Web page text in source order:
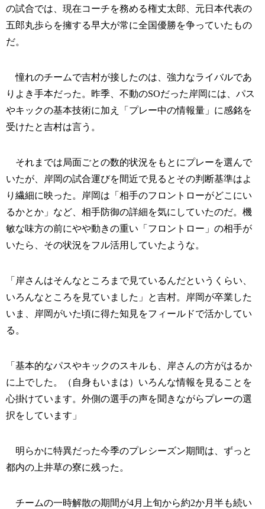
の試合では、現在コーチを務める権丈太郎、元日本代表の
五郎丸歩らを擁する早大が常に全国優勝を争っていたもの
だ。
憧れのチームで吉村が接したのは、強力なライバルであ
りよき手本だった。昨季、不動のSOだった岸岡には、パス
やキックの基本技術に加え「プレー中の情報量」に感銘を
受けたと吉村は言う。
それまでは局面ごとの数的状況をもとにプレーを選んで
いたが、岸岡の試合運びを間近で見るとその判断基準はよ
り繊細に映った。岸岡は「相手のフロントローがどこにい
るかとか」など、相手防御の詳細を気にしていたのだ。機
敏な味方の前にやや動きの重い「フロントロー」の相手が
いたら、その状況をフル活用していたような。
「岸さんはそんなところまで見ているんだというくらい、
いろんなところを見ていました」と吉村。岸岡が卒業した
いま、岸岡がいた頃に得た知見をフィールドで活かしてい
る。
「基本的なパスやキックのスキルも、岸さんの方がはるか
に上でした。（自身もいまは）いろんな情報を見ることを
心掛けています。外側の選手の声を聞きながらプレーの選
択をしています」
明らかに特異だった今季のプレシーズン期間は、ずっと
都内の上井草の寮に残った。
チームの一時解散の期間が4月上旬から約2か月半も続い